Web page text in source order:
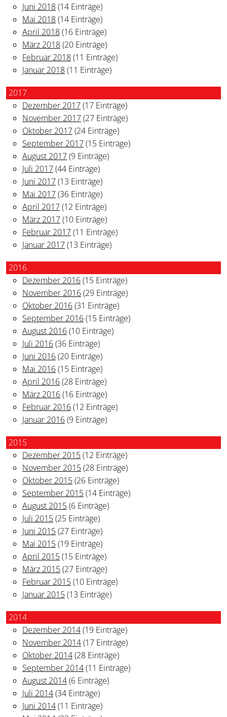
Juni 2018(14 Einträge)
Mai 2018(14 Einträge)
April 2018(16 Einträge)
März 2018(20 Einträge)
Februar 2018(11 Einträge)
Januar 2018(11 Einträge)
2017
Dezember 2017(17 Einträge)
November 2017(27 Einträge)
Oktober 2017(24 Einträge)
September 2017(15 Einträge)
August 2017(9 Einträge)
Juli 2017(44 Einträge)
Juni 2017(13 Einträge)
Mai 2017(36 Einträge)
April 2017(12 Einträge)
März 2017(10 Einträge)
Februar 2017(11 Einträge)
Januar 2017(13 Einträge)
2016
Dezember 2016(15 Einträge)
November 2016(29 Einträge)
Oktober 2016(31 Einträge)
September 2016(15 Einträge)
August 2016(10 Einträge)
Juli 2016(36 Einträge)
Juni 2016(20 Einträge)
Mai 2016(15 Einträge)
April 2016(28 Einträge)
März 2016(16 Einträge)
Februar 2016(12 Einträge)
Januar 2016(9 Einträge)
2015
Dezember 2015(12 Einträge)
November 2015(28 Einträge)
Oktober 2015(26 Einträge)
September 2015(14 Einträge)
August 2015(6 Einträge)
Juli 2015(25 Einträge)
Juni 2015(27 Einträge)
Mai 2015(19 Einträge)
April 2015(15 Einträge)
März 2015(27 Einträge)
Februar 2015(10 Einträge)
Januar 2015(13 Einträge)
2014
Dezember 2014(19 Einträge)
November 2014(17 Einträge)
Oktober 2014(28 Einträge)
September 2014(11 Einträge)
August 2014(6 Einträge)
Juli 2014(34 Einträge)
Juni 2014(11 Einträge)